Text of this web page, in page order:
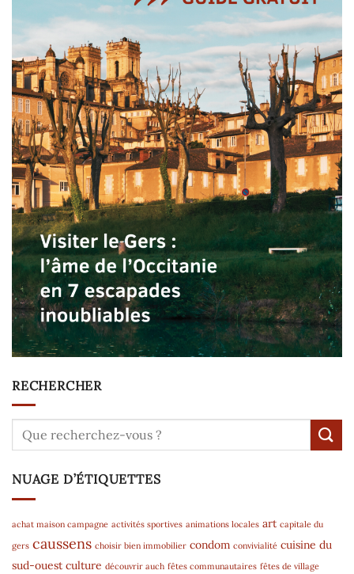
RECHERCHER
NUAGE D’ÉTIQUETTES
achat maison campagne activités sportives animations locales art capitale du
gers caussens choisir bien immobilier condom convivialité cuisine du
sud-ouest culture découvrir auch fêtes communautaires fêtes de village